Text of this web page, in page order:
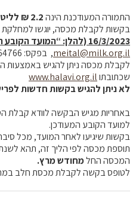
התמורה המעודכנת הינה2.2 ₪ לליטר
בקשות לקבלת מכסה, יוגשו למחלקת
16/3/2023 (להלן: “המועד הקובע המעודכן"),
meital@milk.org.il
לקבלת מכסה ניתן להגיש באמצעות
שכתובתוwww.halavi.org.il
לא ניתן להגיש בקשות חדשות
באחריות מגיש הבקשה לוודא קבלת
למועד הקובע המעודכן.
בקשות שיגיעו לאחר המועד, מכל
המכסה החלמחודש מרץ.
לטופס בקשה לקבלת מכסת חלב